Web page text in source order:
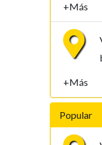
+Más
+Más
Popular